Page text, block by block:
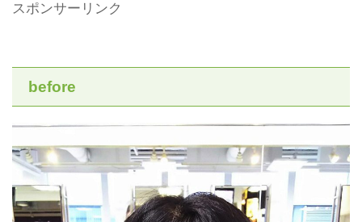
スポンサーリンク
before